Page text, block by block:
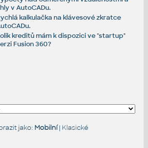
v AutoCADu.
kalkulačka na klávesové zkratce
kreditů mám k dispozici ve "startup"
Fusion 360?
jako: Mobilní| Klasické